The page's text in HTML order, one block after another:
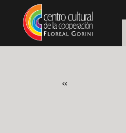
Pasar al contenido principal
Jump to main content
«